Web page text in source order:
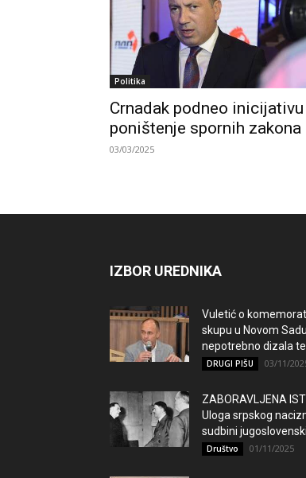
Politika
Crnadak podneo
poništenje spornih zakona
03/03/2025
IZBOR UREDNIKA
Vuletić o
skupu u Novom
nepotrebno dizala
DRUGI PIŠU 03/11/
ZABORAVLJENA
Uloga srpskog
sudbini
Društvo 01/11/2025